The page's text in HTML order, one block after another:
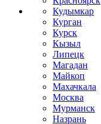
Кудымкар
Курган
Курск
Кызыл
Липецк
Магадан
Майкоп
Махачкала
Москва
Мурманск
Назрань